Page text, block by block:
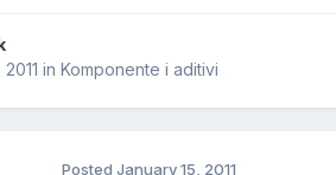
in Komponente i aditivi
Posted January 15, 2011